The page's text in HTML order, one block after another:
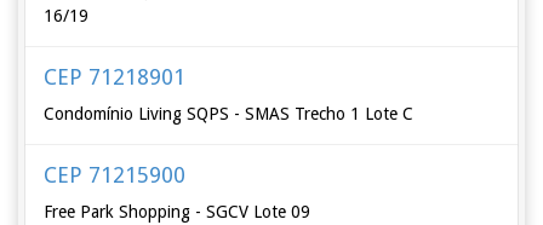
16/19
CEP 71218901
Condomínio Living SQPS - SMAS Trecho 1 Lote C
CEP 71215900
Free Park Shopping - SGCV Lote 09